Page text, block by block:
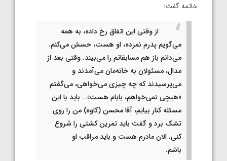
خاتمه گفت:
از وقتی این اتفاق رخ داده، به همه
می‌گویم پدرم نمرده، او هست، حسش می‌کنم.
می‌دانم باز هم مسابقاتم را می‌بیند. وقتی بعد از
مدال، مسئولان به خانه‌مان می‌آمدند و
می‌پرسیدند که چه چیزی می‌خواهی، می‌گفتم
«هیچی نمی‌خواهم، بابام هست»… باید با این
مسئله کنار بیایم، آقا محسن (کاوه) من را روی
تشک برد و گفت باید تمرین کشتی را شروع
کنی. الان مادرم هست و باید مراقب او
باشم.